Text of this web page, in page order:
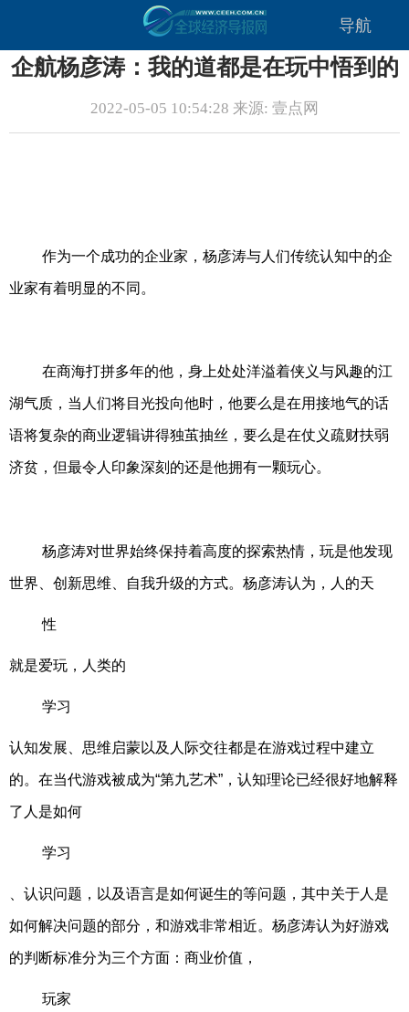
导航
企航杨彦涛：我的道都是在玩中悟到的
2022-05-05 10:54:28 来源: 壹点网
作为一个成功的企业家，杨彦涛与人们传统认知中的企
业家有着明显的不同。
在商海打拼多年的他，身上处处洋溢着侠义与风趣的江
湖气质，当人们将目光投向他时，他要么是在用接地气的话
语将复杂的商业逻辑讲得独茧抽丝，要么是在仗义疏财扶弱
济贫，但最令人印象深刻的还是他拥有一颗玩心。
杨彦涛对世界始终保持着高度的探索热情，玩是他发现
世界、创新思维、自我升级的方式。杨彦涛认为，人的天
性
就是爱玩，人类的
学习
认知发展、思维启蒙以及人际交往都是在游戏过程中建立
的。在当代游戏被成为“第九艺术”，认知理论已经很好地解释
了人是如何
学习
、认识问题，以及语言是如何诞生的等问题，其中关于人是
如何解决问题的部分，和游戏非常相近。杨彦涛认为好游戏
的判断标准分为三个方面：商业价值，
玩家